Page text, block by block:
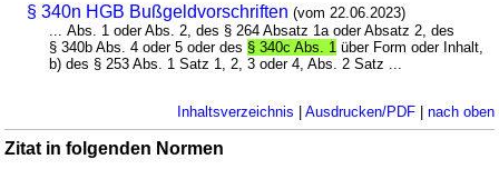
§ 340n HGB Bußgeldvorschriften (vom 22.06.2023)
... Abs. 1 oder Abs. 2, des § 264 Absatz 1a oder Absatz 2, des
§ 340b Abs. 4 oder 5 oder des § 340c Abs. 1 über Form oder Inhalt,
b) des § 253 Abs. 1 Satz 1, 2, 3 oder 4, Abs. 2 Satz ...
Inhaltsverzeichnis | Ausdrucken/PDF| nach oben
Zitat in folgenden Normen